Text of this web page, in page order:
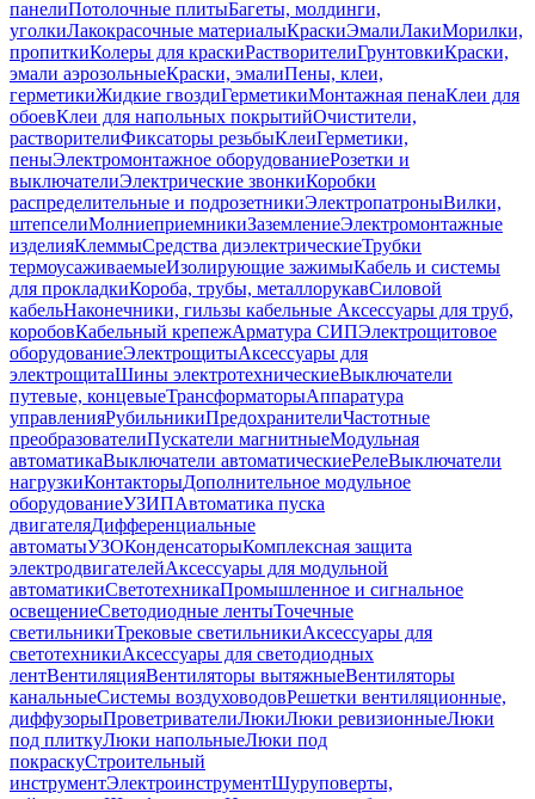
панелиПотолочные плитыБагеты, молдинги,
уголкиЛакокрасочные материалыКраскиЭмалиЛакиМорилки,
пропиткиКолеры для краскиРастворителиГрунтовкиКраски,
эмали аэрозольныеКраски, эмалиПены, клеи,
герметикиЖидкие гвоздиГерметикиМонтажная пенаКлеи для
обоевКлеи для напольных покрытийОчистители,
растворителиФиксаторы резьбыКлеиГерметики,
пеныЭлектромонтажное оборудованиеРозетки и
выключателиЭлектрические звонкиКоробки
распределительные и подрозетникиЭлектропатроныВилки,
штепселиМолниеприемникиЗаземлениеЭлектромонтажные
изделияКлеммыСредства диэлектрическиеТрубки
термоусаживаемыеИзолирующие зажимыКабель и системы
для прокладкиКороба, трубы, металлорукавСиловой
кабельНаконечники, гильзы кабельные Аксессуары для труб,
коробовКабельный крепежАрматура СИПЭлектрощитовое
оборудованиеЭлектрощитыАксессуары для
электрощитаШины электротехническиеВыключатели
путевые, концевыеТрансформаторыАппаратура
управленияРубильникиПредохранителиЧастотные
преобразователиПускатели магнитныеМодульная
автоматикаВыключатели автоматическиеРелеВыключатели
нагрузкиКонтакторыДополнительное модульное
оборудованиеУЗИПАвтоматика пуска
двигателяДифференциальные
автоматыУЗОКонденсаторыКомплексная защита
электродвигателейАксессуары для модульной
автоматикиСветотехникаПромышленное и сигнальное
освещениеСветодиодные лентыТочечные
светильникиТрековые светильникиАксессуары для
светотехникиАксессуары для светодиодных
лентВентиляцияВентиляторы вытяжныеВентиляторы
канальныеСистемы воздуховодовРешетки вентиляционные,
диффузорыПроветривателиЛюкиЛюки ревизионныеЛюки
под плиткуЛюки напольныеЛюки под
покраскуСтроительный
инструментЭлектроинструментШуруповерты,